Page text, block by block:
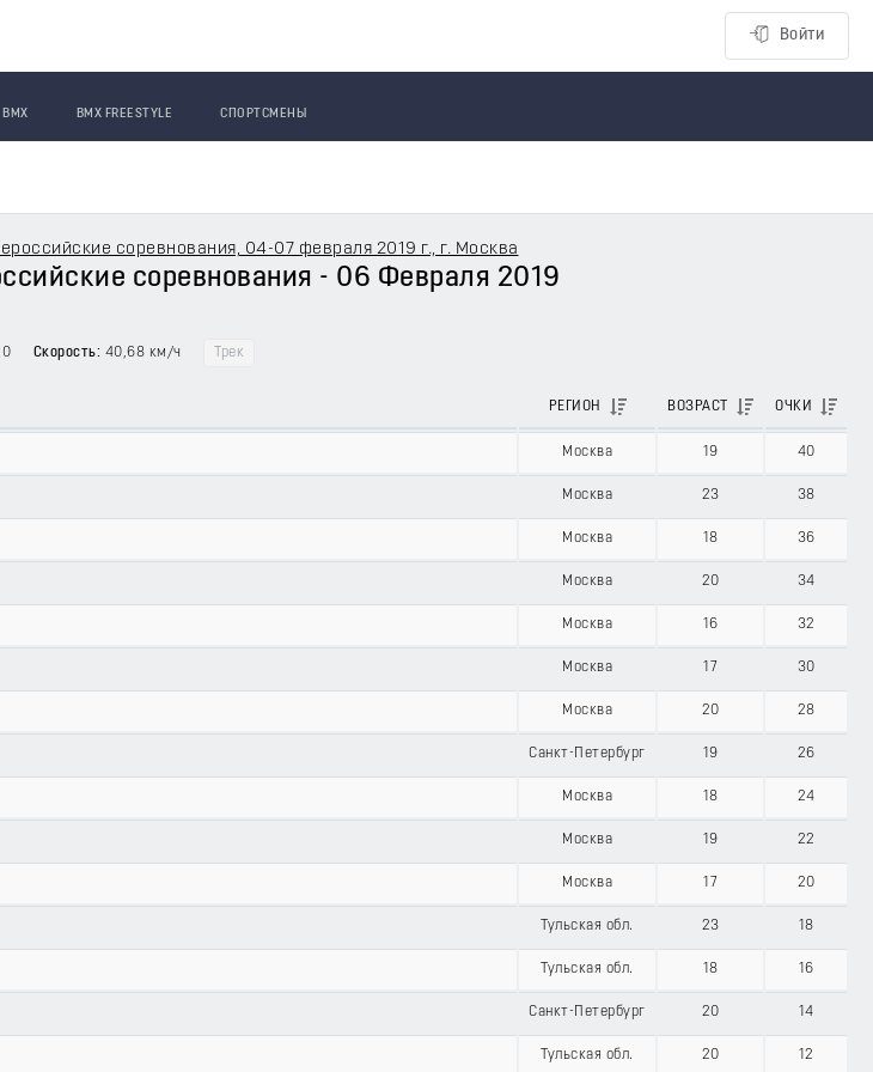
Войти
BMX BMX FREESTYLE СПОРТСМЕНЫ
соревнования, 04-07 февраля 2019 г., г. Москва
соревнования - 06 Февраля 2019
Скорость: 40,68 км/ч Трек
РЕГИОН ВОЗРАСТ ОЧКИ
Москва 19 40
Москва 23 38
Москва 18 36
Москва 20 34
Москва 16 32
Москва 17 30
Москва 20 28
Санкт-Петербург 19 26
Москва 18 24
Москва 19 22
Москва 17 20
Тульская обл. 23 18
Тульская обл. 18 16
Санкт-Петербург 20 14
Тульская обл. 20 12